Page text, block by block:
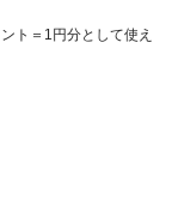
ト＝1円分として使え